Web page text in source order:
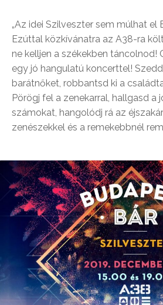
„Az idei Szilveszter sem múlhat el
Ezúttal közkívánatra az A38-ra
ne kelljen a székekben táncolnod!
egy jó hangulatú koncerttel!
barátnőket, robbantsd ki a
Pörögj fel a zenekarral, hallgasd a
számokat, hangolódj rá az
zenészekkel és a remekebbnél